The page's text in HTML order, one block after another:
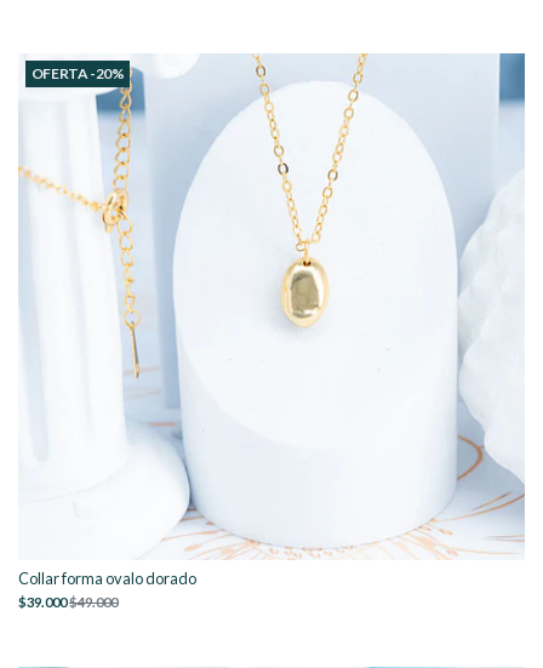
OFERTA -20%
Collar forma ovalo dorado
$39.000$49.000